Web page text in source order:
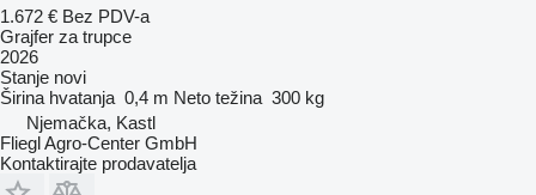
1.672 € Bez PDV-a
Grajfer za trupce
2026
Stanje novi
Širina hvatanja 0,4 m Neto težina 300 kg
Njemačka, Kastl
Fliegl Agro-Center GmbH
Kontaktirajte prodavatelja